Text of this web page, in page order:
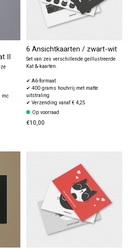
II
mc
6 Ansichtkaarten / zwart-wit
Set van zes verschillende geïllustreerde
Kat &-kaarten.
✔ A6-formaat
✔ 400 grams houtvrij met matte
uitstraling
✔ Verzending vanaf € 4,25
Op voorraad
€10,00